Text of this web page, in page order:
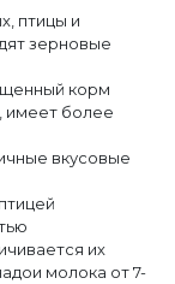
птицы и
зерновые
корм
имеет более
вкусовые
их
молока от 7-